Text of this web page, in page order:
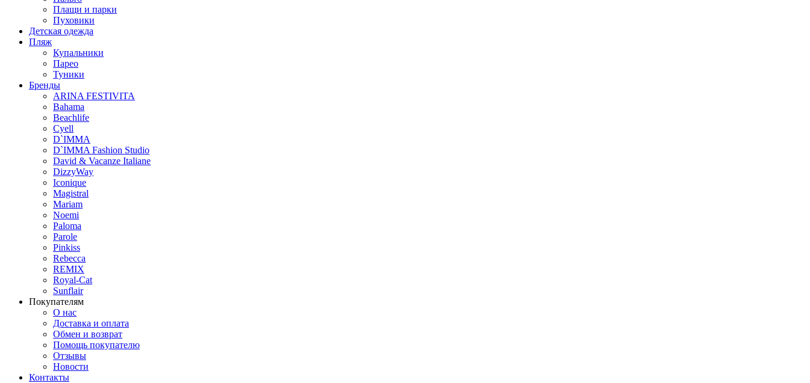
Плащи и парки
Пуховики
Детская одежда
Пляж
Купальники
Парео
Туники
Бренды
ARINA FESTIVITA
Bahama
Beachlife
Cyell
D`IMMA
D`IMMA Fashion Studio
David & Vacanze Italiane
DizzyWay
Iconique
Magistral
Mariam
Noemi
Paloma
Parole
Pinkiss
Rebecca
REMIX
Royal-Cat
Sunflair
Покупателям
О нас
Доставка и оплата
Обмен и возврат
Помощь покупателю
Отзывы
Новости
Контакты